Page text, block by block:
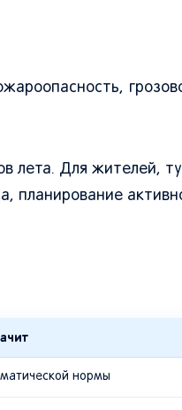
лета. Для жителей,
планирование
нормы